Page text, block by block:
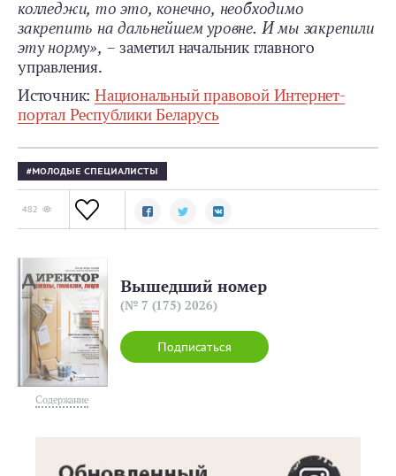
колледжи, то это, конечно, необходимо
закрепить на дальнейшем уровне. И мы закрепили
эту норму», – заметил начальник главного
управления.
Источник:Национальный правовой Интернет-
портал Республики Беларусь
МОЛОДЫЕ СПЕЦИАЛИСТЫ
482
Содержание
Подписаться
Вышедший номер
(№ 7 (175) 2026)